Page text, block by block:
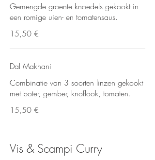
Gemengde groente knoedels gekookt in
een romige uien- en tomatensaus.
15,50 €
Dal Makhani
Combinatie van 3 soorten linzen gekookt
met boter, gember, knoflook, tomaten.
15,50 €
Vis & Scampi Curry